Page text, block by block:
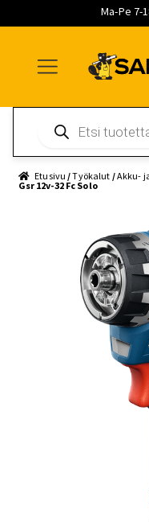
Ma-Pe 7-
navigointiin
sisältöön
pääsisältöön
search
Etusivu /Työkalut /Akku-
Gsr 12v-32 Fc Solo